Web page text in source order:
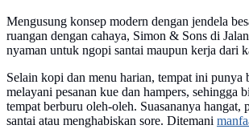
Mengusung konsep modern dengan jendela
ruangan dengan cahaya, Simon & Sons di
nyaman untuk ngopi santai maupun kerja dari
Selain kopi dan menu harian, tempat ini punya
melayani pesanan kue dan hampers, sehingga
tempat berburu oleh-oleh. Suasananya hangat,
santai atau menghabiskan sore. Ditemani